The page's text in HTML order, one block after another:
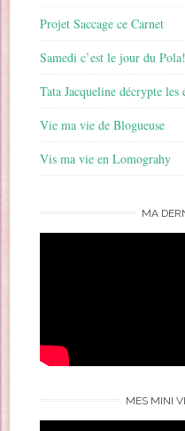
Projet Saccage ce Carnet
Samedi c’est le jour du Pola!
Tata Jacqueline décrypte
Vie ma vie de Blogueuse
Vis ma vie en Lomograhy
MA
MES MINI